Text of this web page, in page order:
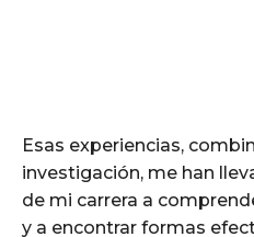
Esas experiencias,
investigación, me han
de mi carrera a
y a encontrar formas